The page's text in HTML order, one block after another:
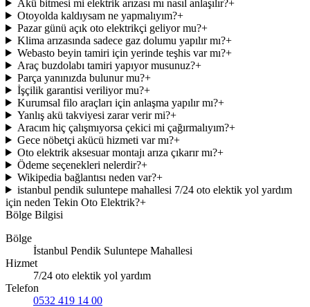
Akü bitmesi mi elektrik arızası mı nasıl anlaşılır?+
Otoyolda kaldıysam ne yapmalıyım?+
Pazar günü açık oto elektrikçi geliyor mu?+
Klima arızasında sadece gaz dolumu yapılır mı?+
Webasto beyin tamiri için yerinde teşhis var mı?+
Araç buzdolabı tamiri yapıyor musunuz?+
Parça yanınızda bulunur mu?+
İşçilik garantisi veriliyor mu?+
Kurumsal filo araçları için anlaşma yapılır mı?+
Yanlış akü takviyesi zarar verir mi?+
Aracım hiç çalışmıyorsa çekici mi çağırmalıyım?+
Gece nöbetçi akücü hizmeti var mı?+
Oto elektrik aksesuar montajı arıza çıkarır mı?+
Ödeme seçenekleri nelerdir?+
Wikipedia bağlantısı neden var?+
istanbul pendik suluntepe mahallesi 7/24 oto elektik yol yardım
için neden Tekin Oto Elektrik?+
Bölge Bilgisi
Bölge
İstanbul Pendik Suluntepe Mahallesi
Hizmet
7/24 oto elektik yol yardım
Telefon
0532 419 14 00